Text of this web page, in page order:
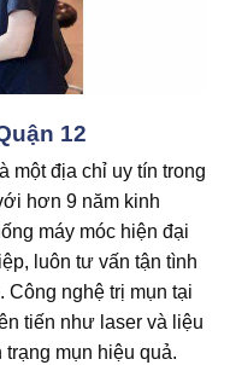
12
một địa chỉ uy tín trong
hơn 9 năm kinh
máy móc hiện đại
luôn tư vấn tận tình
Công nghệ trị mụn tại
tiến như laser và liệu
mụn hiệu quả.